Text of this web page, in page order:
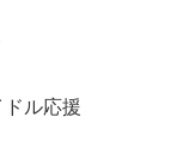
ドル応援